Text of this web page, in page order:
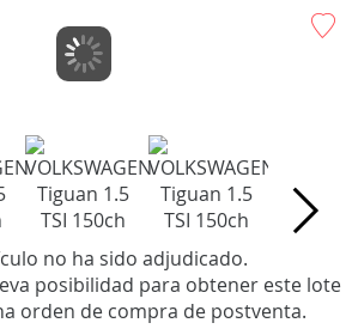
no ha sido adjudicado.
posibilidad para obtener este lote
orden de compra de postventa.